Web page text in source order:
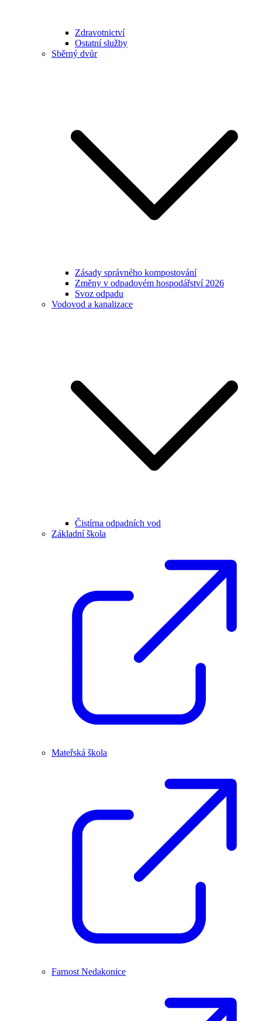
Zdravotnictví
Ostatní služby
Sběrný dvůr
Zásady správného kompostování
Změny v odpadovém hospodářství 2026
Svoz odpadu
Vodovod a kanalizace
Čistírna odpadních vod
Základní škola
Mateřská škola
Farnost Nedakonice